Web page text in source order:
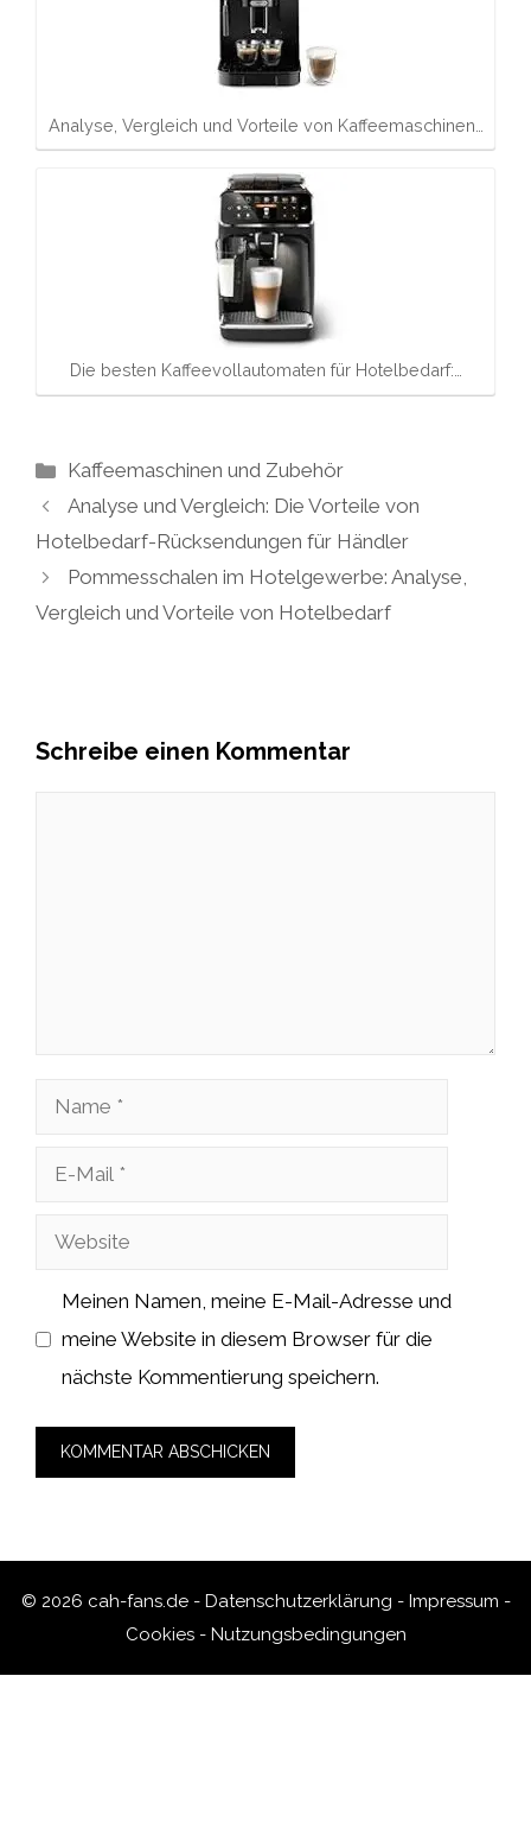
Analyse, Vergleich und Vorteile von Kaffeemaschinen…
Die besten Kaffeevollautomaten für Hotelbedarf:…
Kategorien
Kaffeemaschinen und Zubehör
Analyse und Vergleich: Die Vorteile von
Hotelbedarf-Rücksendungen für Händler
Pommesschalen im Hotelgewerbe: Analyse,
Vergleich und Vorteile von Hotelbedarf
Schreibe einen Kommentar
Name
Website
Meinen Namen, meine E-Mail-Adresse und
meine Website in diesem Browser für die
nächste Kommentierung speichern.
© 2026 cah-fans.de - Datenschutzerklärung - Impressum -
Cookies- Nutzungsbedingungen